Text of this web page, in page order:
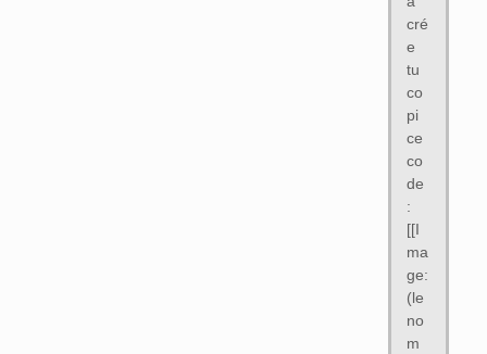
cré
e
tu
co
pi
ce
co
de
:
[[I
ma
ge:
(le
no
m